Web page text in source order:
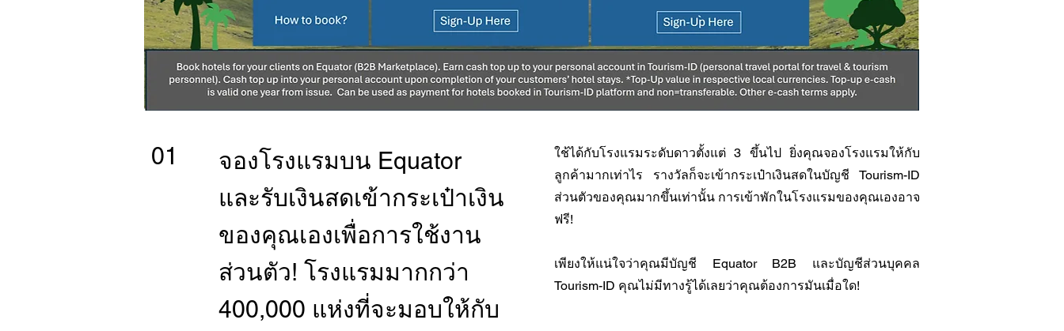
01
จองโรงแรมบน Equator
และรับเงินสดเข้ากระเป๋าเงิน
ของคุณเองเพื่อการใช้งาน
ส่วนตัว! โรงแรมมากกว่า
400,000 แห่งที่จะมอบให้กับ
ใช้ได้กับโรงแรมระดับดาวตั้งแต่ 3 ขึ้นไป ยิ่งคุณจองโรงแรมให้กับ
ลูกค้ามากเท่าไร รางวัลก็จะเข้ากระเป๋าเงินสดในบัญชี Tourism-ID
ส่วนตัวของคุณมากขึ้นเท่านั้น การเข้าพักในโรงแรมของคุณเองอาจ
ฟรี!
เพียงให้แน่ใจว่าคุณมีบัญชี Equator B2B และบัญชีส่วนบุคคล
Tourism-ID คุณไม่มีทางรู้ได้เลยว่าคุณต้องการมันเมื่อใด!